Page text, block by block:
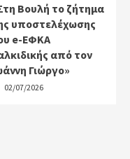
Βουλή το ζήτημα
υποστελέχωσης
e-ΕΦΚΑ
από τον
Γιώργο»
02/07/2026